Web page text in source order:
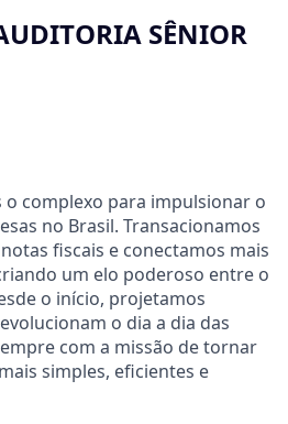
SÊNIOR
o complexo para impulsionar o
no Brasil. Transacionamos
fiscais e conectamos mais
um elo poderoso entre o
o início, projetamos
o dia a dia das
com a missão de tornar
simples, eficientes e